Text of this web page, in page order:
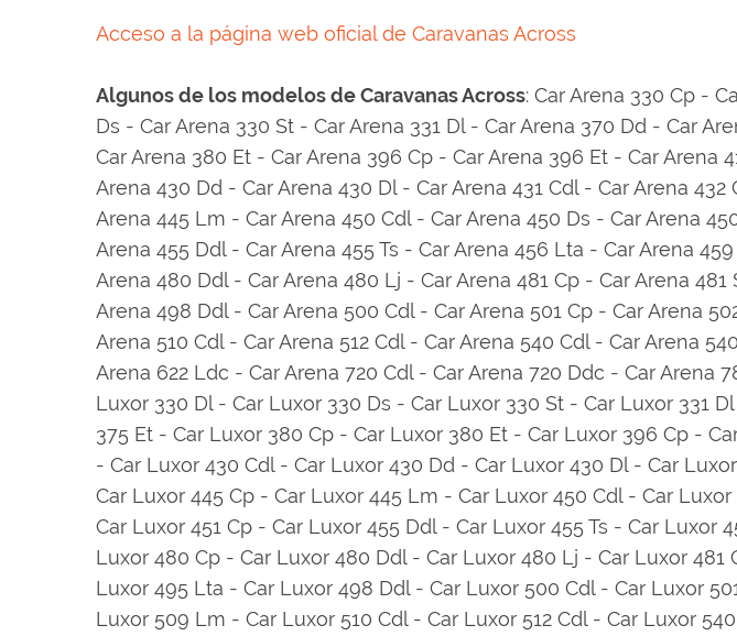
Acceso a la página web oficial de Caravanas Across
Algunos de los modelos de Caravanas Across: Car Arena 330 Cp -
Ds - Car Arena 330 St - Car Arena 331 Dl - Car Arena 370 Dd - Car
Car Arena 380 Et - Car Arena 396 Cp - Car Arena 396 Et - Car Arena
Arena 430 Dd - Car Arena 430 Dl - Car Arena 431 Cdl - Car Arena
Arena 445 Lm - Car Arena 450 Cdl - Car Arena 450 Ds - Car Arena
Arena 455 Ddl - Car Arena 455 Ts - Car Arena 456 Lta - Car Arena
Arena 480 Ddl - Car Arena 480 Lj - Car Arena 481 Cp - Car Arena
Arena 498 Ddl - Car Arena 500 Cdl - Car Arena 501 Cp - Car Arena
Arena 510 Cdl - Car Arena 512 Cdl - Car Arena 540 Cdl - Car Arena
Arena 622 Ldc - Car Arena 720 Cdl - Car Arena 720 Ddc - Car
Luxor 330 Dl - Car Luxor 330 Ds - Car Luxor 330 St - Car Luxor 331
375 Et - Car Luxor 380 Cp - Car Luxor 380 Et - Car Luxor 396 Cp -
- Car Luxor 430 Cdl - Car Luxor 430 Dd - Car Luxor 430 Dl - Car
Car Luxor 445 Cp - Car Luxor 445 Lm - Car Luxor 450 Cdl - Car
Car Luxor 451 Cp - Car Luxor 455 Ddl - Car Luxor 455 Ts - Car
Luxor 480 Cp - Car Luxor 480 Ddl - Car Luxor 480 Lj - Car Luxor
Luxor 495 Lta - Car Luxor 498 Ddl - Car Luxor 500 Cdl - Car Luxor
Luxor 509 Lm - Car Luxor 510 Cdl - Car Luxor 512 Cdl - Car Luxor